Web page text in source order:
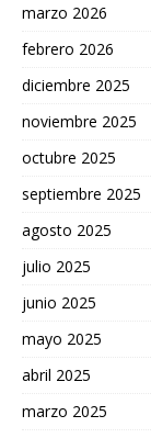
marzo 2026
febrero 2026
diciembre 2025
noviembre 2025
octubre 2025
septiembre 2025
agosto 2025
julio 2025
junio 2025
mayo 2025
abril 2025
marzo 2025